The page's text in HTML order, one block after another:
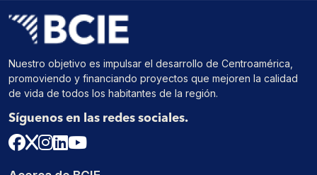
Nuestro objetivo es impulsar el desarrollo de Centroamérica,
promoviendo y financiando proyectos que mejoren la calidad
de vida de todos los habitantes de la región.
Síguenos en las redes sociales.